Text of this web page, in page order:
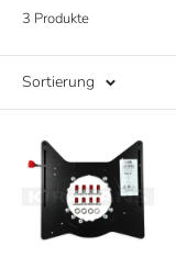
3 Produkte
Sortierung